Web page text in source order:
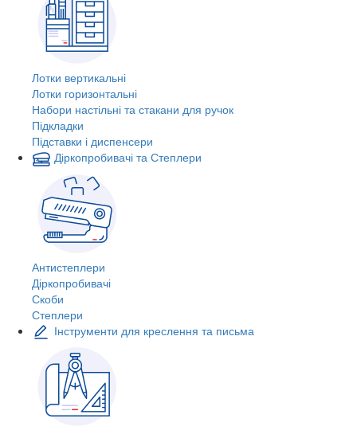
Лотки вертикальні
Лотки горизонтальні
Набори настільні та стакани для ручок
Підкладки
Підставки і диспенсери
Діркопробивачі та Степлери
Антистеплери
Діркопробивачі
Скоби
Степлери
Інструменти для креслення та письма